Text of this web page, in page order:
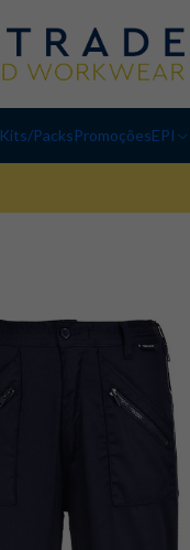
Kits/PacksPromoçõesEPI